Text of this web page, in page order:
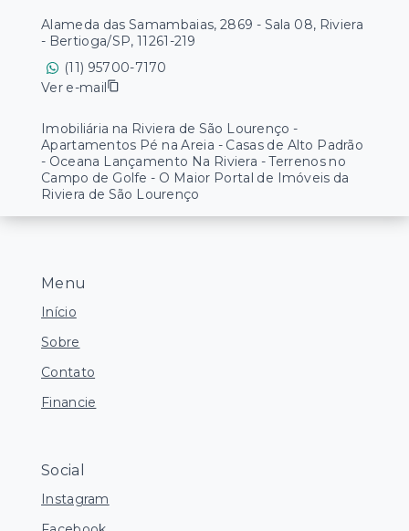
Menu
Início
Sobre
Contato
Financie
Social
Instagram
Alameda das Samambaias, 2869 - Sala 08, Riviera
- Bertioga/SP, 11261-219
(11) 95700-7170
Ver e-mail
Imobiliária na Riviera de São Lourenço -
Apartamentos Pé na Areia - Casas de Alto Padrão
- Oceana Lançamento Na Riviera - Terrenos no
Campo de Golfe - O Maior Portal de Imóveis da
Riviera de São Lourenço